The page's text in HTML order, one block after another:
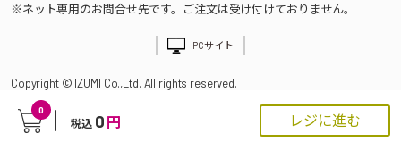
0
税込 0 円 レジに進む
※ネット専用のお問合せ先です。ご注文は受け付けておりません。
PCサイト
Copyright © IZUMI Co.,Ltd. All rights reserved.